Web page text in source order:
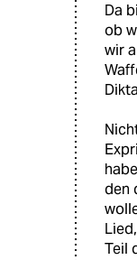
Da
ob
wir
den
Teil